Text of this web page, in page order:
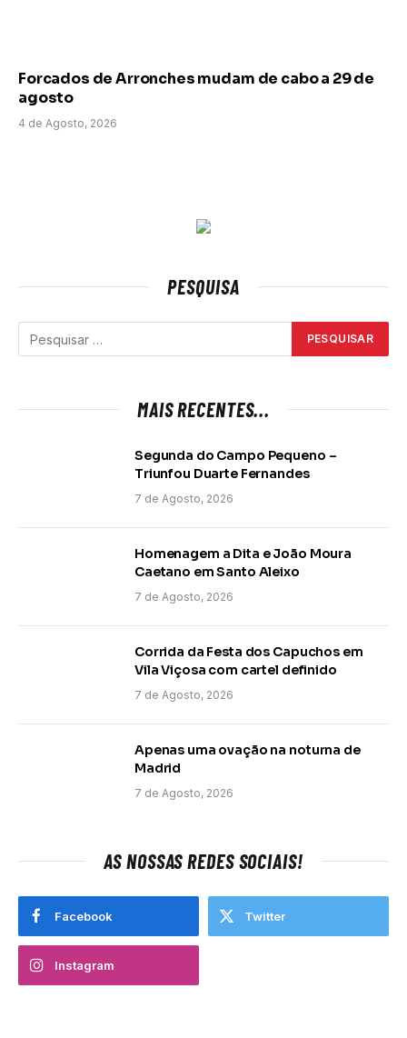
Forcados de Arronches mudam de cabo a 29 de
agosto
4 de Agosto, 2026
PESQUISA
MAIS RECENTES...
Segunda do Campo Pequeno –
Triunfou Duarte Fernandes
7 de Agosto, 2026
Homenagem a Dita e João Moura
Caetano em Santo Aleixo
7 de Agosto, 2026
Corrida da Festa dos Capuchos em
Vila Viçosa com cartel definido
7 de Agosto, 2026
Apenas uma ovação na noturna de
Madrid
7 de Agosto, 2026
AS NOSSAS REDES SOCIAIS!
Facebook Twitter
Instagram